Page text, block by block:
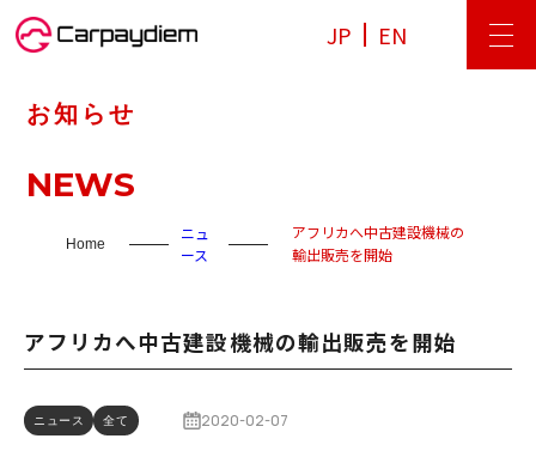
JP EN
お知らせ
NEWS
Home
ニュ
ース
アフリカへ中古建設機械の
輸出販売を開始
アフリカへ中古建設機械の輸出販売を開始
ニュース 全て 2020-02-07